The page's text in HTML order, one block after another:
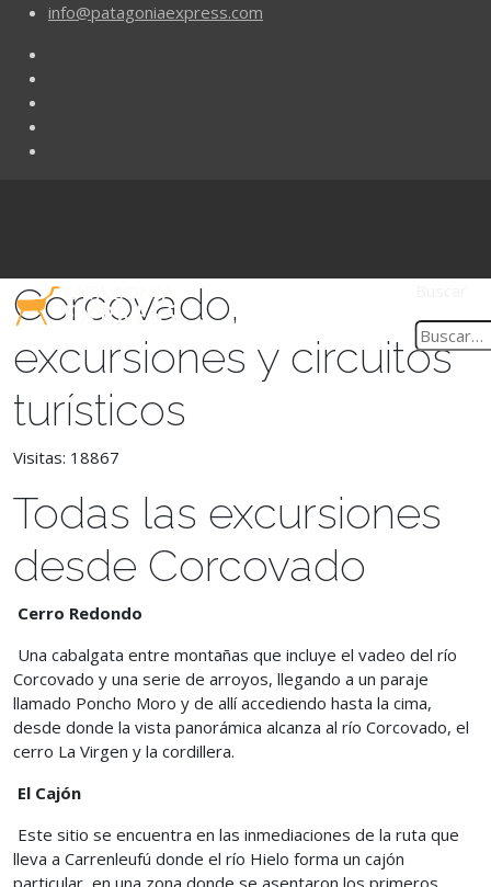
info@patagoniaexpress.com
Corcovado,
excursiones y circuitos
turísticos
Visitas: 18867
Todas las excursiones
desde Corcovado
Cerro Redondo
Una cabalgata entre montañas que incluye el vadeo del río
Corcovado y una serie de arroyos, llegando a un paraje
llamado Poncho Moro y de allí accediendo hasta la cima,
desde donde la vista panorámica alcanza al río Corcovado, el
cerro La Virgen y la cordillera.
El Cajón
Este sitio se encuentra en las inmediaciones de la ruta que
lleva a Carrenleufú donde el río Hielo forma un cajón
particular, en una zona donde se asentaron los primeros